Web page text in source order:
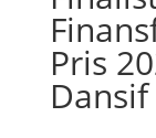
Pris
Dansif